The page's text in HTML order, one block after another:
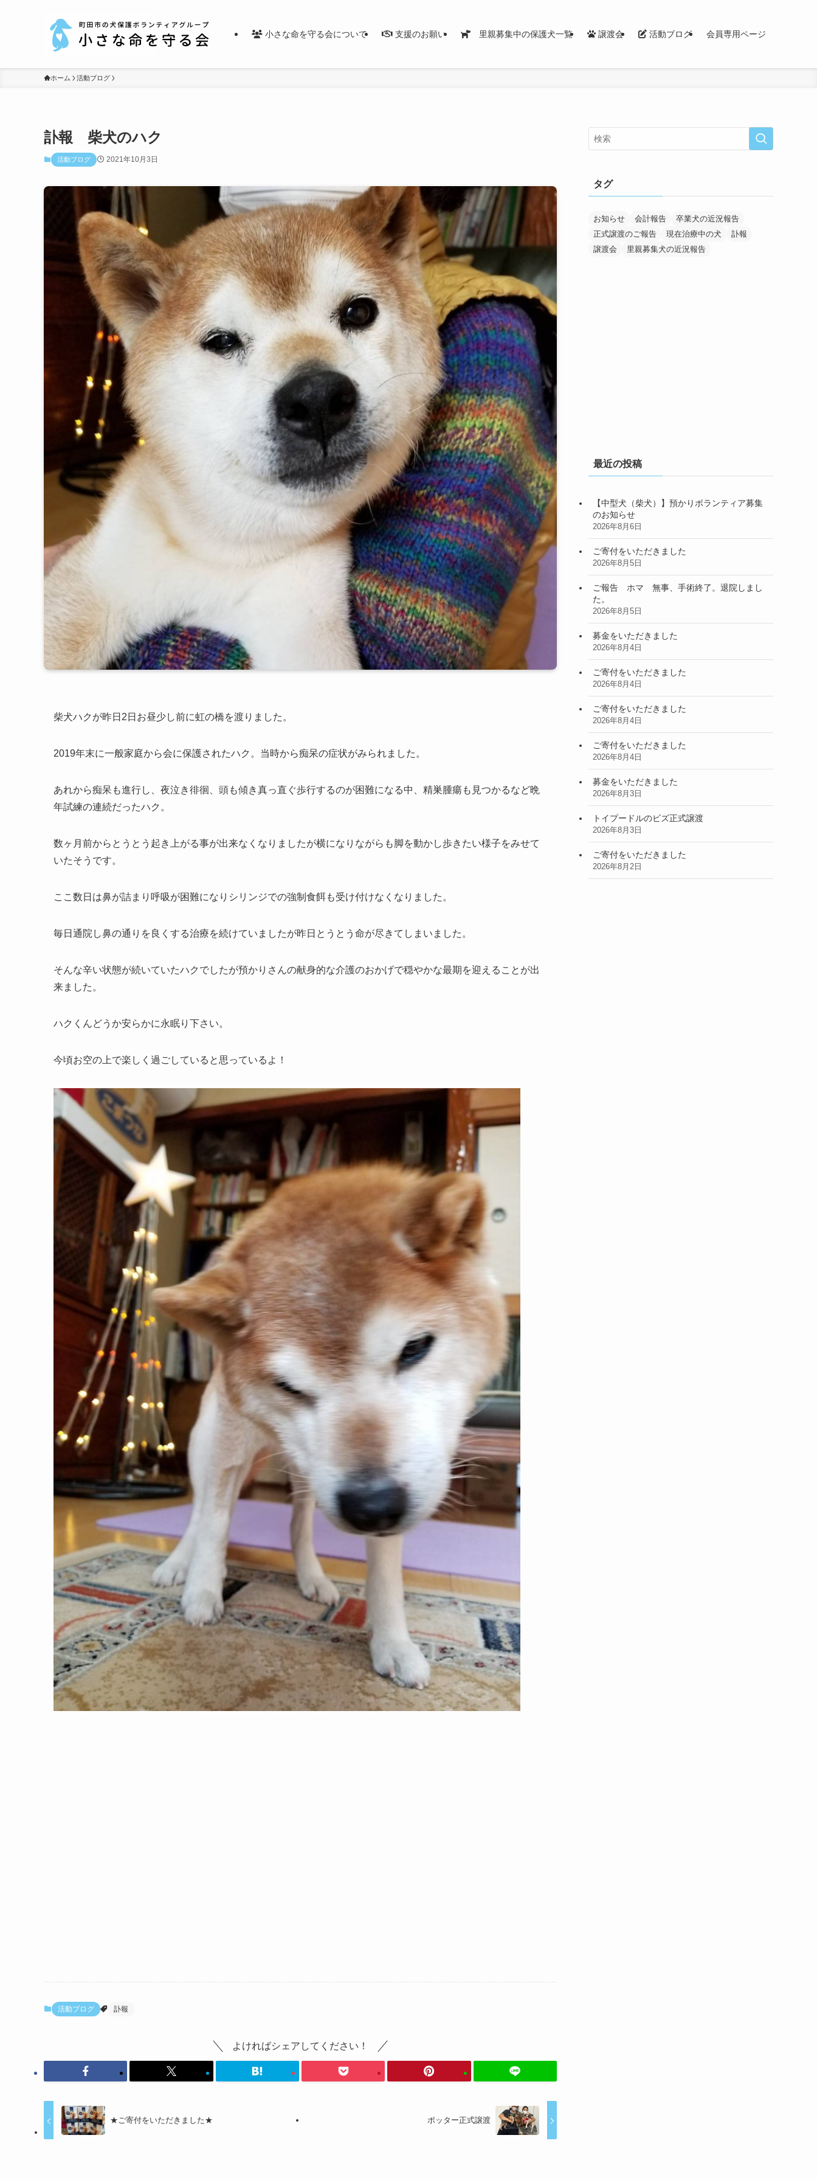
小さな命を守る会について 支援のお願い 里親募集中の保護犬一覧 譲渡会 活動ブログ 会員専用ページ
ホーム 活動ブログ
訃報 柴犬のハク
活動ブログ 2021年10月3日
柴犬ハクが昨日 2 日お昼少し前に虹の橋を渡りました。
2019年末に一般家庭から会に保護されたハク。当時から痴呆の症状がみられました。
あれから痴呆も進行し、夜泣き徘徊、頭も傾き真っ直ぐ歩行するのが困難になる中、精巣腫瘍も見つかるなど晩
年試練の連続だったハク。
数ヶ月前からとうとう起き上がる事が出来なくなりましたが横になりながらも脚を動かし歩きたい様子をみせて
いたそうです。
ここ数日は鼻が詰まり呼吸が困難になりシリンジでの強制食餌も受け付けなくなりました。
毎日通院し鼻の通りを良くする治療を続けていましたが昨日とうとう命が尽きてしまいました。
そんな辛い状態が続いていたハクでしたが預かりさんの献身的な介護のおかげで穏やかな最期を迎えることが出
来ました。
ハクくんどうか安らかに永眠り下さい。
今頃お空の上で楽しく過ごしていると思っているよ！
活動ブログ 訃報
よければシェアしてください！
★ご寄付をいただきました★ ポッター正式譲渡
タグ
お知らせ 会計報告
卒業犬の近況報告
正式譲渡のご報告
現在治療中の犬
訃報
譲渡会
里親募集犬の近況報告
最近の投稿
【中型犬（柴犬）】預かりボランティア募集
のお知らせ
2026年8月6日
ご寄付をいただきました
2026年8月5日
ご報告 ホマ 無事、手術終了。退院しまし
た。
2026年8月5日
募金をいただきました
2026年8月4日
ご寄付をいただきました
2026年8月4日
ご寄付をいただきました
2026年8月4日
ご寄付をいただきました
2026年8月4日
募金をいただきました
2026年8月3日
トイプードルのビズ正式譲渡
2026年8月3日
ご寄付をいただきました
2026年8月2日